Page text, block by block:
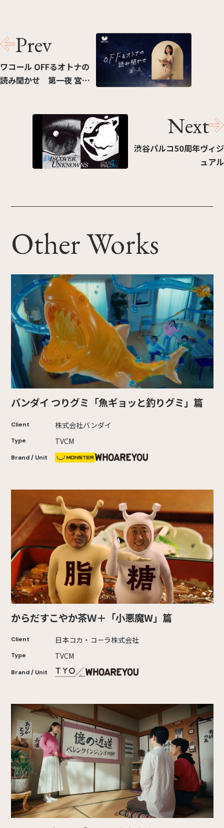
Prev
ワコール OFFるオトナの
読み聞かせ 第一夜 宮澤
Next
渋谷パルコ50周年ヴィジ
ュアル
Other Works
バンダイ つりグミ「魚ギョッと釣りグミ」篇
Client 株式会社バンダイ
Type TVCM
Brand / Unit
からだすこやか茶Ｗ＋「小悪魔W」篇
Client 日本コカ・コーラ株式会社
Type TVCM
Brand / Unit